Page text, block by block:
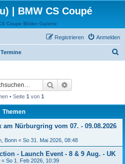
| BMW CS Coupé
Coupe Bilder Galerie
Anmelden
Registrieren
Termine
Suche
• Seite 1 von 1
Themen
Nürburgring vom 07. - 09.08.2026
Bonn « So 31. Mai 2026, 08:48
- Launch Event - 8 & 9 Aug. - UK
« So 1. Feb 2026, 10:39